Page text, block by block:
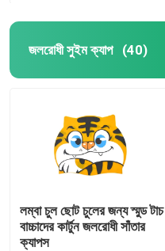
জলরোধী সুইম ক্যাপ (40)
লম্বা চুল ছোট চুলের জন্য স্মুড টাচ
বাচ্চাদের কার্টুন জলরোধী সাঁতার
ক্যাপস